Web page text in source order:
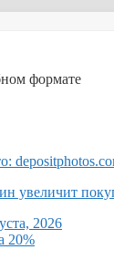
формате
увеличит
2026
20%